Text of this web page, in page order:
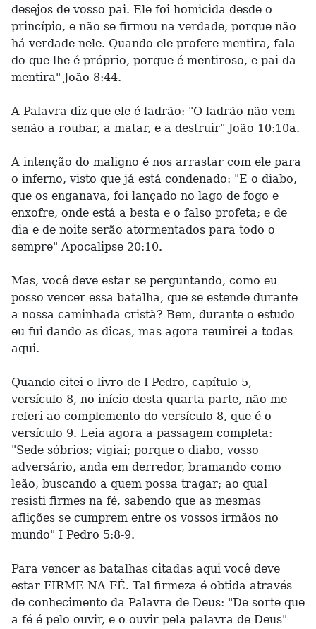
desejos de vosso pai. Ele foi homicida desde o
princípio, e não se firmou na verdade, porque não
há verdade nele. Quando ele profere mentira, fala
do que lhe é próprio, porque é mentiroso, e pai da
mentira" João 8:44.
A Palavra diz que ele é ladrão: "O ladrão não vem
senão a roubar, a matar, e a destruir" João 10:10a.
A intenção do maligno é nos arrastar com ele para
o inferno, visto que já está condenado: "E o diabo,
que os enganava, foi lançado no lago de fogo e
enxofre, onde está a besta e o falso profeta; e de
dia e de noite serão atormentados para todo o
sempre" Apocalipse 20:10.
Mas, você deve estar se perguntando, como eu
posso vencer essa batalha, que se estende durante
a nossa caminhada cristã? Bem, durante o estudo
eu fui dando as dicas, mas agora reunirei a todas
aqui.
Quando citei o livro de I Pedro, capítulo 5,
versículo 8, no início desta quarta parte, não me
referi ao complemento do versículo 8, que é o
versículo 9. Leia agora a passagem completa:
"Sede sóbrios; vigiai; porque o diabo, vosso
adversário, anda em derredor, bramando como
leão, buscando a quem possa tragar; ao qual
resisti firmes na fé, sabendo que as mesmas
aflições se cumprem entre os vossos irmãos no
mundo" I Pedro 5:8-9.
Para vencer as batalhas citadas aqui você deve
estar FIRME NA FÉ. Tal firmeza é obtida através
de conhecimento da Palavra de Deus: "De sorte que
a fé é pelo ouvir, e o ouvir pela palavra de Deus"